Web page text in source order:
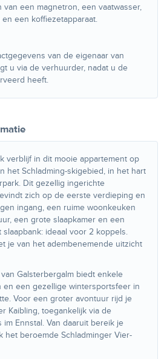
een magnetron, een vaatwasser,
een koffiezetapparaat.
van de eigenaar van
u via de verhuurder, nadat u de
heeft.
verblijf in dit mooie appartement op
het Schladming-skigebied, in het hart
Dit gezellig ingerichte
zich op de eerste verdieping en
ingang, een ruime woonkeuken
een grote slaapkamer en een
slaapbank: ideaal voor 2 koppels.
je van het adembenemende uitzicht
Galsterbergalm biedt enkele
en een gezellige wintersportsfeer in
Voor een groter avontuur rijd je
Kaibling, toegankelijk via de
im Ennstal. Van daaruit bereik je
het beroemde Schladminger Vier-